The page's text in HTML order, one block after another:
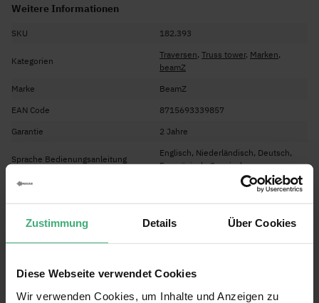
Zustimmung Details Über Cookies
Diese Webseite verwendet Cookies
Wir verwenden Cookies, um Inhalte und Anzeigen zu
für den mobilen oder temporären Einsatz. Die BeamZ Totems lassen sich
Eigenschaft:
Inhalt:
* Set aus einer Grund- und einer Bodenplatte
ausgeschlossen)
Leichtes Aluminium
Farbe: Silber
Abmessungen: 60 x 60 x 1cm
Gewicht: 20kg
Weitere Informationen
SKU 182.393
Kategorien
Traversen, Truss tower, Marken,
beamZ
Marke
BeamZ
EAN Code
8715693339857
Garantie
2 Jahre
Sprache Bedienungsanleitung
Englisch, Niederländisch, Deutsch,
Französisch, Spanisch
Bewertungen
BeamZ P30 Traversen Platten Set - oben und unten - 4
Punkt Traversen Tower